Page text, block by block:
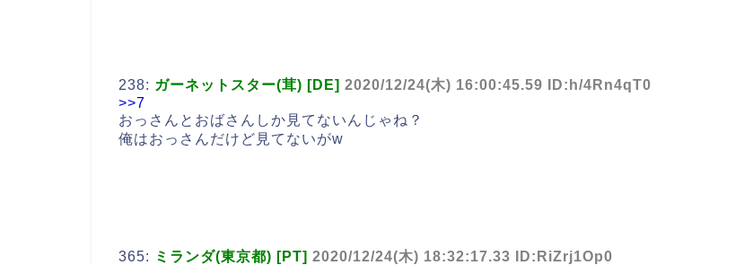
238: ガーネットスター(茸) [DE] 2020/12/24(木) 16:00:45.59 ID:h/4Rn4qT0
>>7
おっさんとおばさんしか見てないんじゃね？
俺はおっさんだけど見てないがw
365: ミランダ(東京都) [PT] 2020/12/24(木) 18:32:17.33 ID:RiZrj1Op0